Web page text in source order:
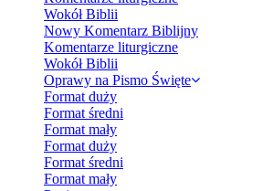
Wokół Biblii
Nowy Komentarz Biblijny
Komentarze liturgiczne
Wokół Biblii
Oprawy na Pismo Święte
Format duży
Format średni
Format mały
Format duży
Format średni
Format mały